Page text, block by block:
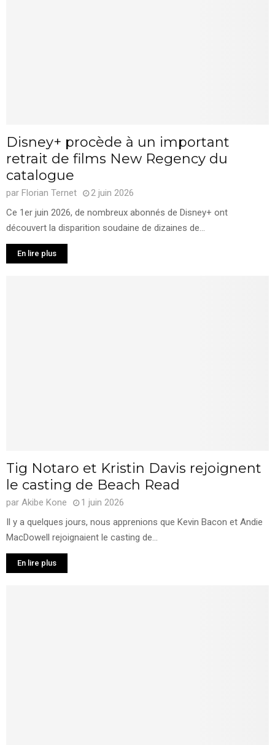
Disney+ procède à un important
retrait de films New Regency du
catalogue
par Florian Ternet
2 juin 2026
Ce 1er juin 2026, de nombreux abonnés de Disney+ ont
découvert la disparition soudaine de dizaines de...
En lire plus
Tig Notaro et Kristin Davis rejoignent
le casting de Beach Read
par Akibe Kone
1 juin 2026
Il y a quelques jours, nous apprenions que Kevin Bacon et Andie
MacDowell rejoignaient le casting de...
En lire plus